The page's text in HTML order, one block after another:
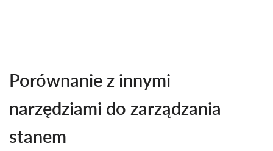
Porównanie z innymi
narzędziami do zarządzania
stanem